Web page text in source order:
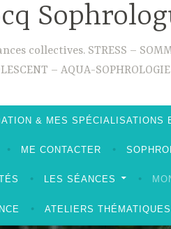
collectives. STRESS –
– AQUA-
& MES SPÉCIALISATIONS
ME CONTACTER
LES SÉANCES
ATELIERS THÉMATIQUES